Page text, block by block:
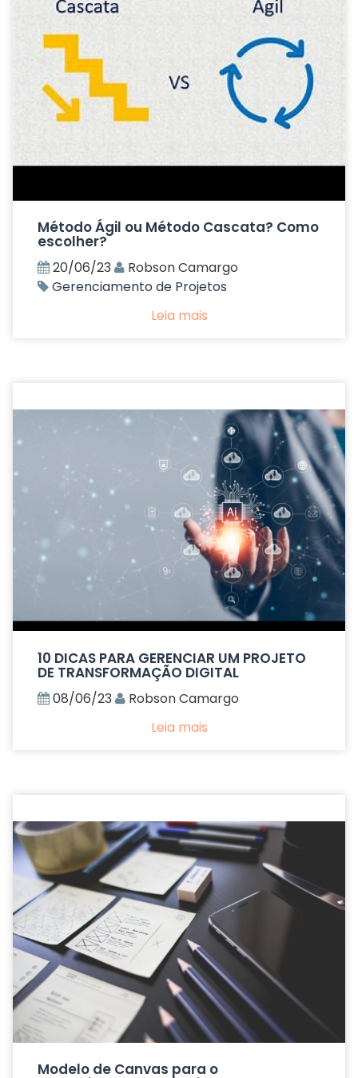
Método Ágil ou Método Cascata? Como
escolher?
20/06/23
Robson Camargo
Gerenciamento de Projetos
Leia mais
10 DICAS PARA GERENCIAR UM PROJETO
DE TRANSFORMAÇÃO DIGITAL
08/06/23
Robson Camargo
Leia mais
Modelo de Canvas para o